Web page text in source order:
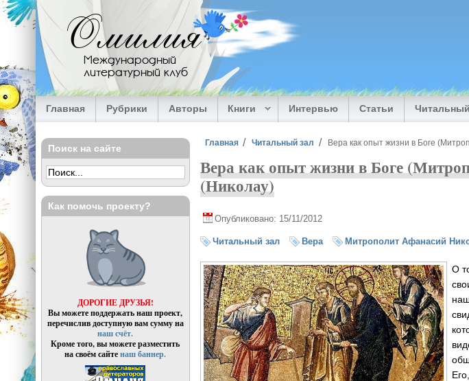
Перейти к основному содержанию
Омилия
Международный
литературный клуб
Главная Рубрики Авторы Книги Интервью Статьи
Вы здесь
Главная Читальный зал Вера как опыт жизни в Боге
Вера как опыт жизни в Боге
(Николау)
Опубликовано: 15/11/2012
Читальный зал Вера Митрополит Афанасий
О
Поиск на сайте
Как помочь проекту?
ДОРОГИЕ ДРУЗЬЯ!
Вы можете поддержать наш проект,
перечислив доступную вам сумму на
наш счёт.
Кроме того, вы можете разместить
на своём сайтенаш баннер.